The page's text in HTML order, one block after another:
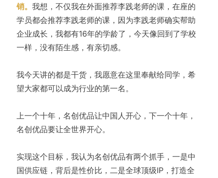
销。 我想，不仅我在外面推荐李践老师的课，在座的
学员都会推荐李践老师的课，因为李践老师确实帮助
企业成长，我都有16年的学龄了，今天像回到了学校
一样，没有陌生感，有亲切感。
我今天讲的都是干货，我愿意在这里奉献给同学，希
望大家都可以成为行业的第一名。
上一个十年，名创优品让中国人开心，下一个十年，
名创优品要让全世界开心。
实现这个目标，我认为名创优品有两个抓手，一是中
国供应链，背后是性价比，二是全球顶级IP，打造全